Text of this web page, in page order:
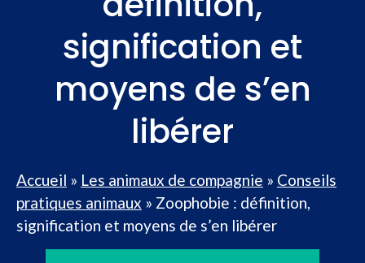
signification et
moyens de s’en
libérer
Accueil » Les animaux de compagnie » Conseils
pratiques animaux » Zoophobie : définition,
signification et moyens de s’en libérer